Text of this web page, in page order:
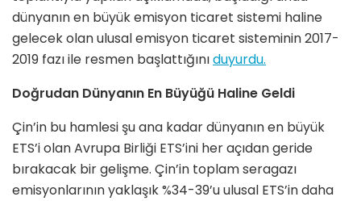
dünyanın en büyük emisyon ticaret sistemi haline
gelecek olan ulusal emisyon ticaret sisteminin 2017-
2019 fazı ile resmen başlattığınıduyurdu.
Doğrudan Dünyanın En Büyüğü Haline Geldi
Çin’in bu hamlesi şu ana kadar dünyanın en büyük
ETS’i olan Avrupa Birliği ETS’ini her açıdan geride
bırakacak bir gelişme. Çin’in toplam seragazı
emisyonlarının yaklaşık %34-39’u ulusal ETS’in daha